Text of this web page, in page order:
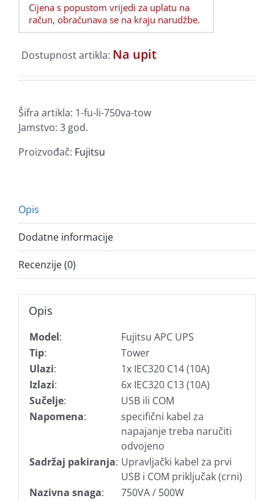
Cijena s popustom vrijedi za uplatu na
račun, obračunava se na kraju narudžbe.
Dostupnost artikla: Na upit
Šifra artikla: 1-fu-li-750va-tow
Jamstvo: 3 god.
Proizvođač: Fujitsu
Opis
Dodatne informacije
Recenzije (0)
Opis
Model:
Fujitsu APC UPS
Tip:
Tower
Ulazi:
1x IEC320 C14 (10A)
Izlazi:
6x IEC320 C13 (10A)
Sučelje:
USB ili COM
Napomena:
specifični kabel za
napajanje treba naručiti
odvojeno
Sadržaj pakiranja: Upravljački kabel za prvi
USB i COM priključak (crni)
Nazivna snaga:
750VA / 500W